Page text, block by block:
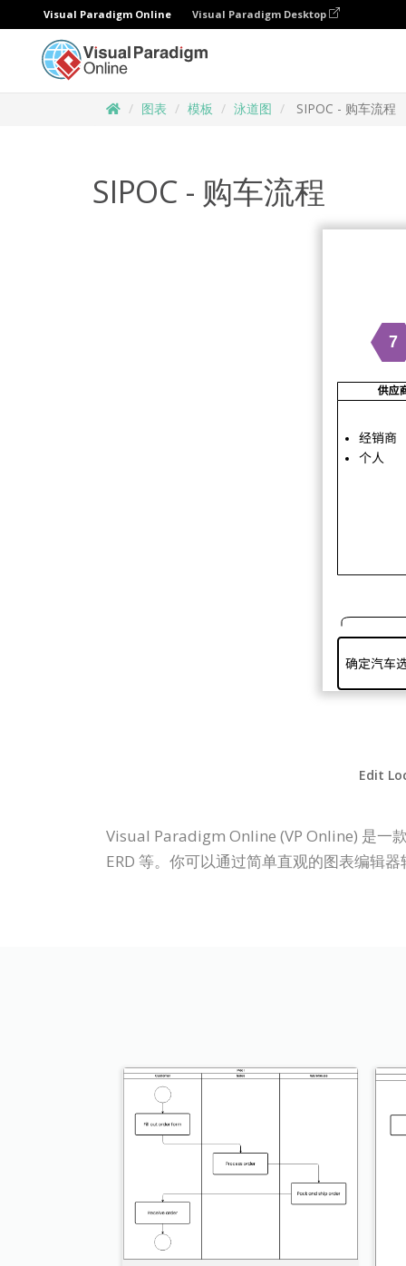
Visual Paradigm Online Visual Paradigm Desktop
图表 模板 泳道图 SIPOC - 购车流程
SIPOC - 购车流程
Edit
Visual Paradigm Online (VP Online) 是一
ERD 等。你可以通过简单直观的图表编辑